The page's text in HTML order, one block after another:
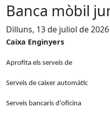
Banca mòbil
Dilluns, 13 de juliol de
Caixa Enginyers
Aprofita els serveis de
Serveis de caixer automàtic
Serveis bancaris d'oficina